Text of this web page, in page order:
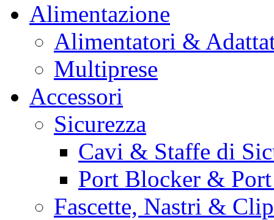
Alimentazione
Alimentatori &
Multiprese
Accessori
Sicurezza
Cavi & Staffe di
Port Blocker &
Fascette, Nastri &